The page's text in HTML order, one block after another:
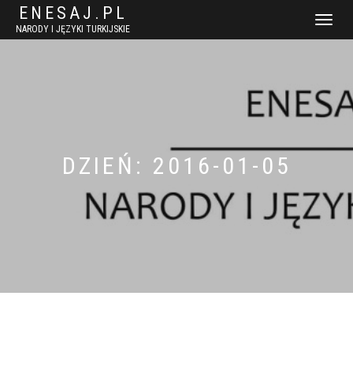
ENESAJ.PL
NARODY I JĘZYKI TURKIJSKIE
WŁĄCZ
DZIEŃ: 2016-01-05